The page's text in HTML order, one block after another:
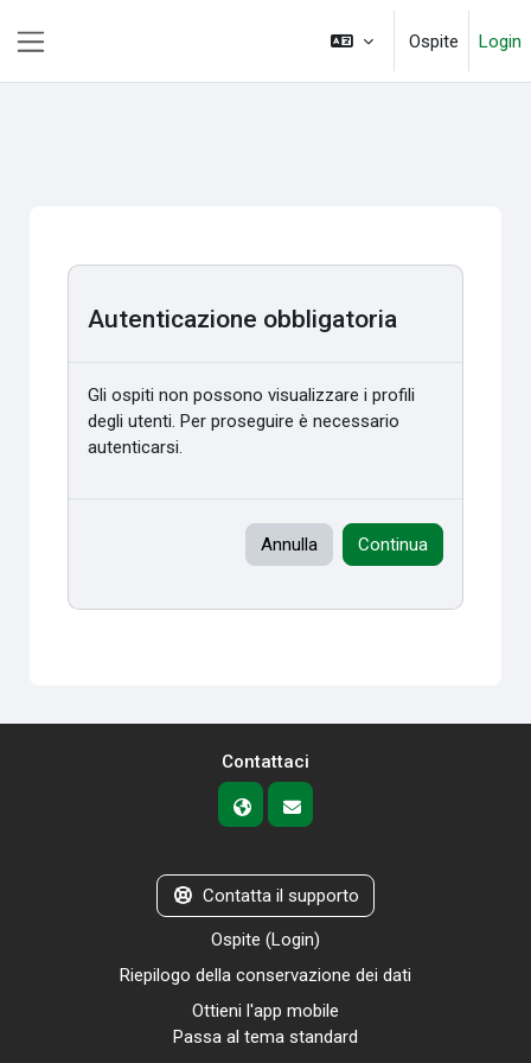
Ospite Login
Autenticazione obbligatoria
Gli ospiti non possono visualizzare i profili
degli utenti. Per proseguire è necessario
autenticarsi.
Annulla Continua
Contattaci
Contatta il supporto
Ospite (Login)
Riepilogo della conservazione dei dati
Ottieni l'app mobile
Passa al tema standard